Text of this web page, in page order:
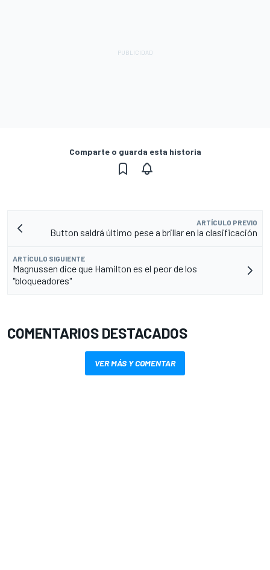
Comparte o guarda esta historia
ARTÍCULO PREVIO
Button saldrá último pese a brillar en la clasificación
ARTÍCULO SIGUIENTE
Magnussen dice que Hamilton es el peor de los
"bloqueadores"
COMENTARIOS DESTACADOS
VER MÁS Y COMENTAR